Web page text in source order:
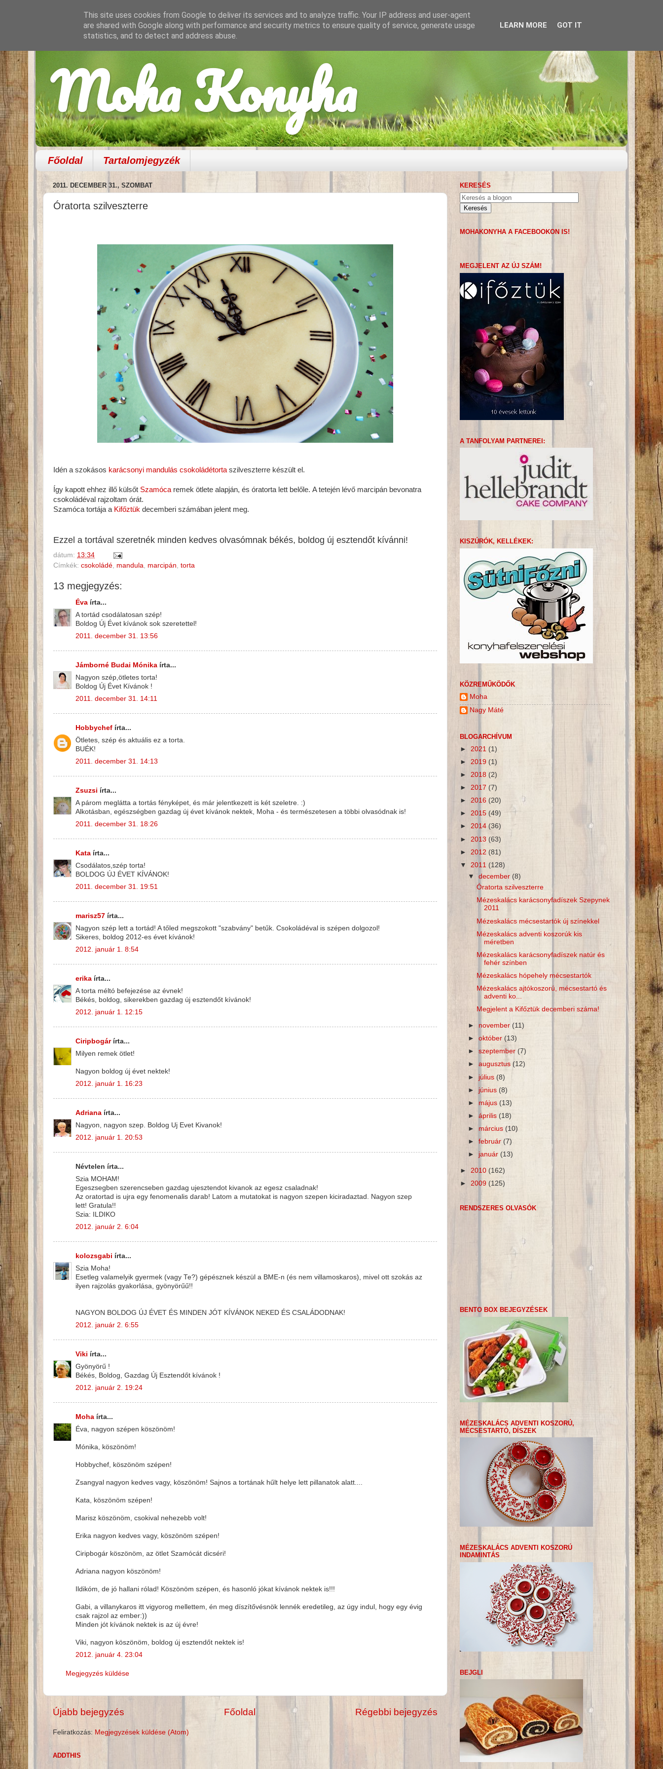
Moha Konyha
Főoldal Tartalomjegyzék
2011. DECEMBER 31., SZOMBAT
Óratorta szilveszterre
Idén a szokásos karácsonyi mandulás csokoládétorta szilveszterre készült el.
Így kapott ehhez illő külsőt Szamóca remek ötlete alapján, és óratorta lett belőle. A tetején lévő marcipán bevonatra
csokoládéval rajzoltam órát.
Szamóca tortája a Kifőztük decemberi számában jelent meg.
Ezzel a tortával szeretnék minden kedves olvasómnak békés, boldog új esztendőt kívánni!
dátum: 13:34
Címkék: csokoládé mandula marcipán torta
13 megjegyzés:
Éva írta...
A tortád csodálatosan szép!
Boldog Új Évet kívánok sok szeretettel!
2011. december 31. 13:56
Jámborné Budai Mónika írta...
Nagyon szép,ötletes torta!
Boldog Új Évet Kívánok !
2011. december 31. 14:11
Hobbychef írta...
Ötletes, szép és aktuális ez a torta.
BUÉK!
2011. december 31. 14:13
Zsuzsi írta...
A párom meglátta a tortás fényképet, és már jelentkezett is két szeletre. :)
Alkotásban, egészségben gazdag új évet kívánok nektek, Moha - és természetesen a többi olvasódnak is!
2011. december 31. 18:26
Kata írta...
Csodálatos,szép torta!
BOLDOG ÚJ ÉVET KÍVÁNOK!
2011. december 31. 19:51
marisz57 írta...
Nagyon szép lett a tortád! A tőled megszokott "szabvány" betűk. Csokoládéval is szépen dolgozol!
Sikeres, boldog 2012-es évet kívánok!
2012. január 1. 8:54
erika írta...
A torta méltó befejezése az évnek!
Békés, boldog, sikerekben gazdag új esztendőt kívánok!
2012. január 1. 12:15
Ciripbogárírta...
Milyen remek ötlet!
Nagyon boldog új évet nektek!
2012. január 1. 16:23
Adriana írta...
Nagyon, nagyon szep. Boldog Uj Evet Kivanok!
2012. január 1. 20:53
Névtelen írta...
Szia MOHAM!
Egeszsegben szerencseben gazdag ujesztendot kivanok az egesz csaladnak!
Az oratortad is ujra egy fenomenalis darab! Latom a mutatokat is nagyon szepen kiciradaztad. Nagyon szep
lett! Gratula!!
Szia: ILDIKO
2012. január 2. 6:04
kolozsgabi írta...
Szia Moha!
Esetleg valamelyik gyermek (vagy Te?) gépésznek készül a BME-n (és nem villamoskaros), mivel ott szokás az
ilyen rajzolás gyakorlása, gyönyörűű!!
NAGYON BOLDOG ÚJ ÉVET ÉS MINDEN JÓT KÍVÁNOK NEKED ÉS CSALÁDODNAK!
2012. január 2. 6:55
Viki írta...
Gyönyörű !
Békés, Boldog, Gazdag Új Esztendőt kívánok !
2012. január 2. 19:24
Moha írta...
Éva, nagyon szépen köszönöm!
Mónika, köszönöm!
Hobbychef, köszönöm szépen!
Zsangyal nagyon kedves vagy, köszönöm! Sajnos a tortának hűlt helye lett pillanatok alatt....
Kata, köszönöm szépen!
Marisz köszönöm, csokival nehezebb volt!
Erika nagyon kedves vagy, köszönöm szépen!
Ciripbogár köszönöm, az ötlet Szamócát dicséri!
Adriana nagyon köszönöm!
Ildikóm, de jó hallani rólad! Köszönöm szépen, és hasonló jókat kívánok nektek is!!!
Gabi, a villanykaros itt vigyorog mellettem, én meg díszítővésnök lennék eredetileg, az úgy indul, hogy egy évig
csak rajzol az ember:))
Minden jót kívánok nektek is az új évre!
Viki, nagyon köszönöm, boldog új esztendőt nektek is!
2012. január 4. 23:04
Megjegyzés küldése
Újabb bejegyzés Régebbi bejegyzés
Főoldal
Feliratkozás: Megjegyzések küldése (Atom)
ADDTHIS
KERESÉS
MOHAKONYHA A FACEBOOKON IS!
MEGJELENT AZ ÚJ SZÁM!
A TANFOLYAM PARTNEREI:
KISZÚRÓK, KELLÉKEK:
KÖZREMŰKÖDŐK
Moha
Nagy Máté
BLOGARCHÍVUM
► 2021 (1)
► 2019 (1)
► 2018 (2)
► 2017 (7)
► 2016 (20)
► 2015 (49)
► 2014 (36)
► 2013 (63)
► 2012 (81)
▼ 2011 (128)
▼december (8)
Óratorta szilveszterre
Mézeskalács karácsonyfadíszek Szepynek
2011
Mézeskalács mécsestartók új színekkel
Mézeskalács adventi koszorúk kis
méretben
Mézeskalács karácsonyfadíszek natúr és
fehér színben
Mézeskalács hópehely mécsestartók
Mézeskalács ajtókoszorú, mécsestartó és
adventi ko...
Megjelent a Kifőztük decemberi száma!
► november(11)
►október(13)
►szeptember (7)
►augusztus(12)
► július (8)
► június(8)
► május (13)
►április (18)
► március (10)
►február(7)
► január(13)
► 2010 (162)
► 2009 (125)
RENDSZERES OLVASÓK
BENTO BOX BEJEGYZÉSEK
MÉZESKALÁCS ADVENTI KOSZORÚ,
MÉCSESTARTÓ, DÍSZEK
MÉZESKALÁCS ADVENTI KOSZORÚ
INDAMINTÁS
BEJGLI
This site uses cookies from Google to deliver its services and to analyze traffic. Your IP address and user-agent
are shared with Google along with performance and security metrics to ensure quality of service, generate usage
statistics, and to detect and address abuse.
LEARN MORE GOT IT